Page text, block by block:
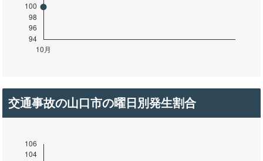
交通事故の山口市の曜日別発生割合